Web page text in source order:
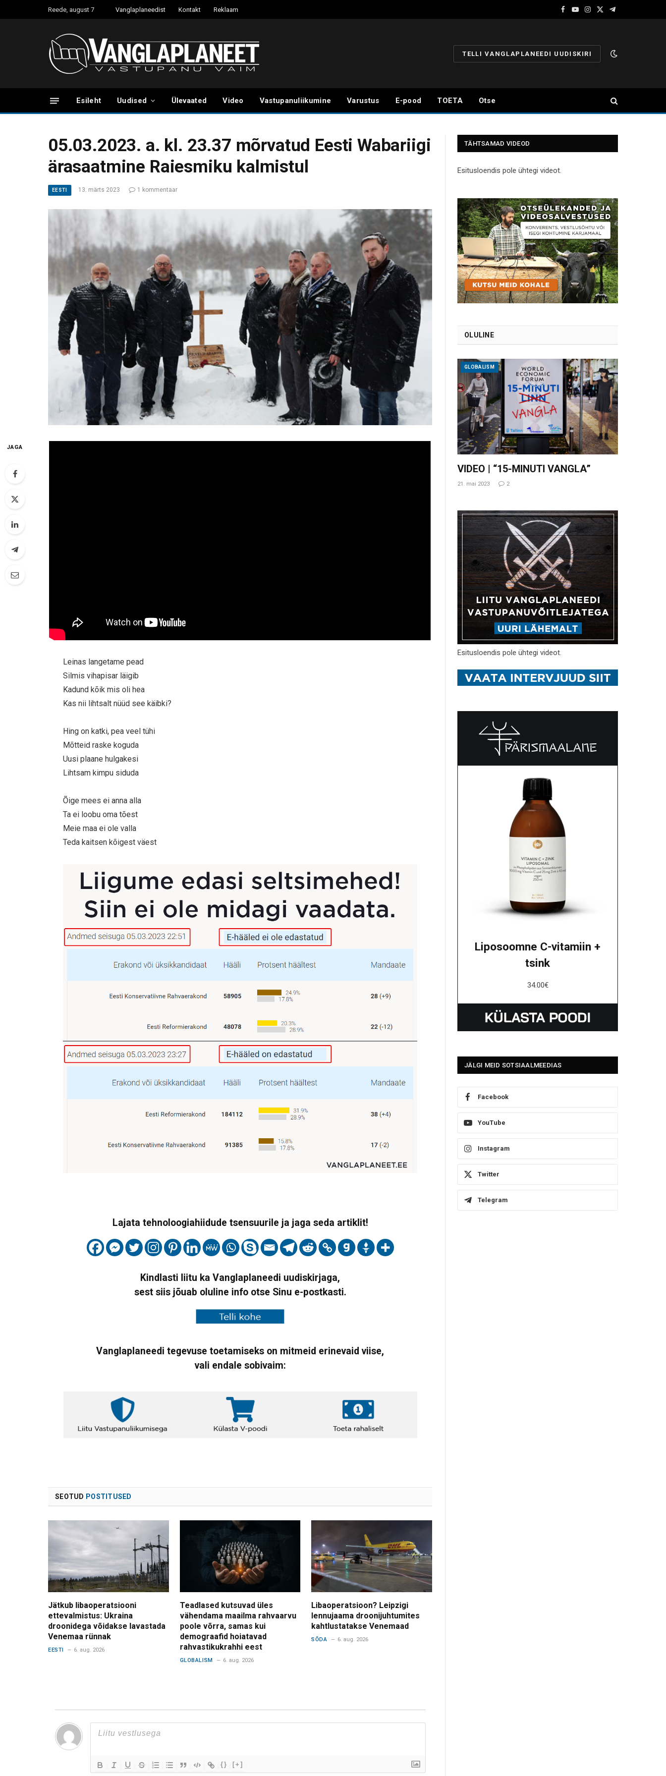
Reede, august 7 Vanglaplaneedist Kontakt Reklaam
Facebook
YouTube
Instagram
X
Telegram
TELLI VANGLAPLANEEDI UUDISKIRI
Esileht Uudised Ülevaated Video Vastupanuliikumine Varustus E-pood TOETA Otse
05.03.2023. a. kl. 23.37 mõrvatud Eesti Wabariigi
ärasaatmine Raiesmiku kalmistul
EESTI 13. märts 2023 1 kommentaar
JAGA
Leinas langetame pead
Silmis vihapisar läigib
Kadund kõik mis oli hea
Kas nii lihtsalt nüüd see käibki?
Hing on katki, pea veel tühi
Mõtteid raske koguda
Uusi plaane hulgakesi
Lihtsam kimpu siduda
Õige mees ei anna alla
Ta ei loobu oma tõest
Meie maa ei ole valla
Teda kaitsen kõigest väest
Lajata tehnoloogiahiidude tsensuurile ja jaga seda artiklit!
Kindlasti liitu ka Vanglaplaneedi uudiskirjaga,
sest siis jõuab oluline info otse Sinu e-postkasti.
Vanglaplaneedi tegevuse toetamiseks on mitmeid erinevaid viise,
vali endale sobivaim:
SEOTUD POSTITUSED
Jätkub libaoperatsiooni
ettevalmistus: Ukraina
droonidega võidakse lavastada
Venemaa rünnak
EESTI 6. aug. 2026
Teadlased kutsuvad üles
vähendama maailma rahvaarvu
poole võrra, samas kui
demograafid hoiatavad
rahvastikukrahhi eest
GLOBALISM 6. aug. 2026
Libaoperatsioon? Leipzigi
lennujaama droonijuhtumites
kahtlustatakse Venemaad
SÕDA 6. aug. 2026
{} [+]
TÄHTSAMAD VIDEOD
Esitusloendis pole ühtegi videot.
OLULINE
GLOBALISM
VIDEO | “15-MINUTI VANGLA”
21. mai 2023 2
Esitusloendis pole ühtegi videot.
Liposoomne C-vitamiin +
tsink
34.00€
JÄLGI MEID SOTSIAALMEEDIAS
Facebook
YouTube
Instagram
Twitter
Telegram